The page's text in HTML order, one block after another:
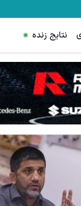
نتایج زنده
ثبت نام کنید